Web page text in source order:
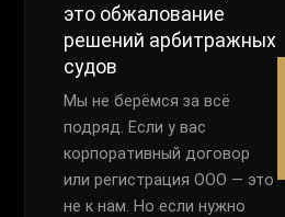
это обжалование
решений арбитражных
судов
Мы не берёмся за всё
подряд. Если у вас
корпоративный договор
или регистрация ООО — это
не к нам. Но если нужно